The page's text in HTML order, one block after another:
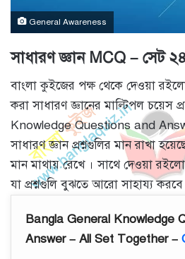
General Awareness
সাধারণ জ্ঞান MCQ – সেট
বাংলা কুইজের পক্ষ থেকে দেওয়া
করা সাধারণ জ্ঞানের মাল্টিপল চয়েস
Knowledge Questions and
সাধারণ জ্ঞান প্রশ্নগুলির মান রাখা
মান মাথায় রেখে । সাথে দেওয়া রইলো
যা প্রশ্নগুলি বুঝতে আরো সাহায্য করবে
Bangla General Knowledge
Answer – All Set Together –